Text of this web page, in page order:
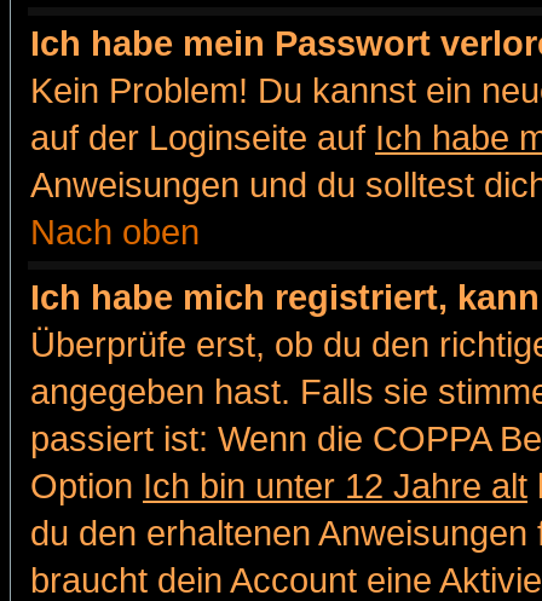
Ich habe mein Passwort
Kein Problem! Du kannst ein
auf der Loginseite auf Ich habe
Anweisungen und du solltest
Nach oben
Ich habe mich registriert,
Überprüfe erst, ob du den
angegeben hast. Falls sie
passiert ist: Wenn die COPPA
Option Ich bin unter 12 Jahre alt
du den erhaltenen
braucht dein Account eine